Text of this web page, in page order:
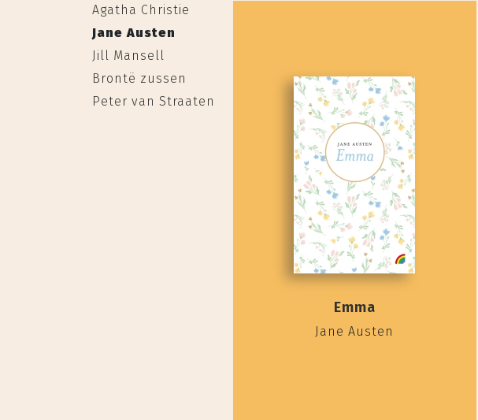
Agatha Christie
Jane Austen
Jill Mansell
Brontë zussen
Peter van Straaten
Emma
Jane Austen